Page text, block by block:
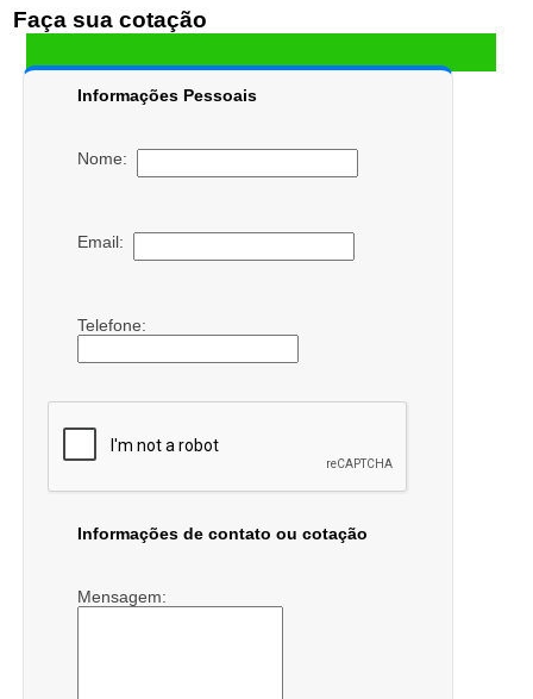
Faça sua cotação
Informações Pessoais
Nome:
Email:
Telefone:
Informações de contato ou cotação
Mensagem: